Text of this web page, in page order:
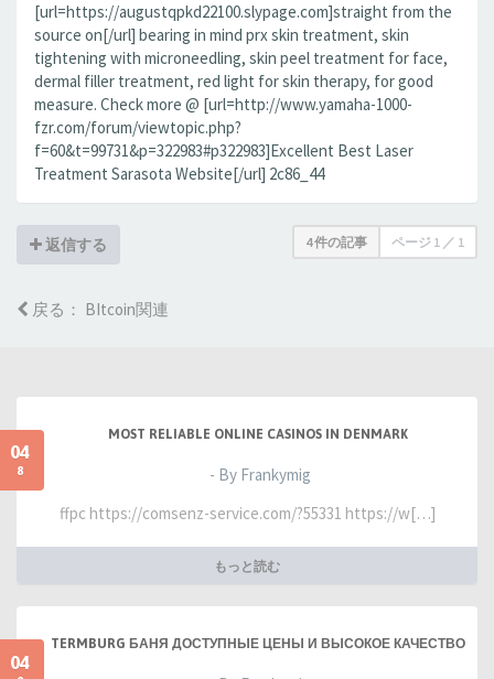
[url=https://augustqpkd22100.slypage.com]straight from the
source on[/url] bearing in mind prx skin treatment, skin
tightening with microneedling, skin peel treatment for face,
dermal filler treatment, red light for skin therapy, for good
measure. Check more @ [url=http://www.yamaha-1000-
fzr.com/forum/viewtopic.php?
f=60&t=99731&p=322983#p322983]Excellent Best Laser
Treatment Sarasota Website[/url] 2c86_44
返信する 4 件の記事 ページ 1 ／ 1
戻る： BItcoin関連
04
8
MOST RELIABLE ONLINE CASINOS IN DENMARK
- By Frankymig
ffpc https://comsenz-service.com/?55331 https://w[…]
もっと読む
04
TERMBURG БАНЯ ДОСТУПНЫЕ ЦЕНЫ И ВЫСОКОЕ КАЧЕСТВО